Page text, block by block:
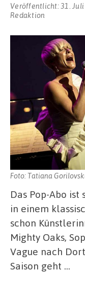
Veröffentlicht:31.
Redaktion
Foto: Tatiana
Das Pop-Abo ist
in einem
schon
Mighty Oaks,
Vague nach
Saison geht …